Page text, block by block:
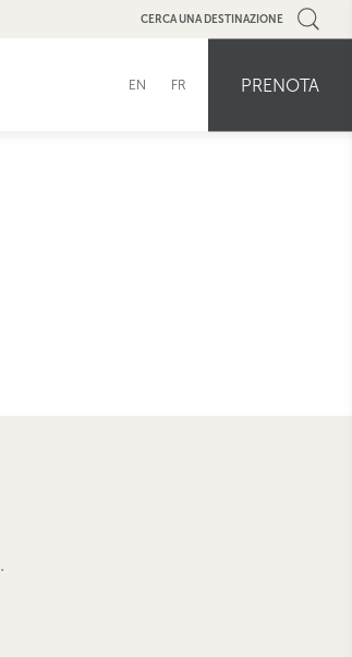
CERCA UNA DESTINAZIONE
EN FR PRENOTA
.